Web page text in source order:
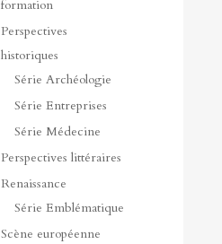
formation
Perspectives
historiques
Série Archéologie
Série Entreprises
Série Médecine
Perspectives littéraires
Renaissance
Série Emblématique
Scène européenne